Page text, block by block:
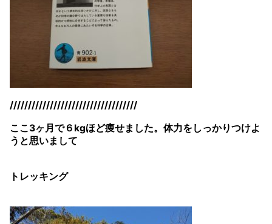
///////////////////////////////////
ここ3ヶ月で６kgほど痩せました。体力をしっかりつけよ
うと思いまして
トレッキング